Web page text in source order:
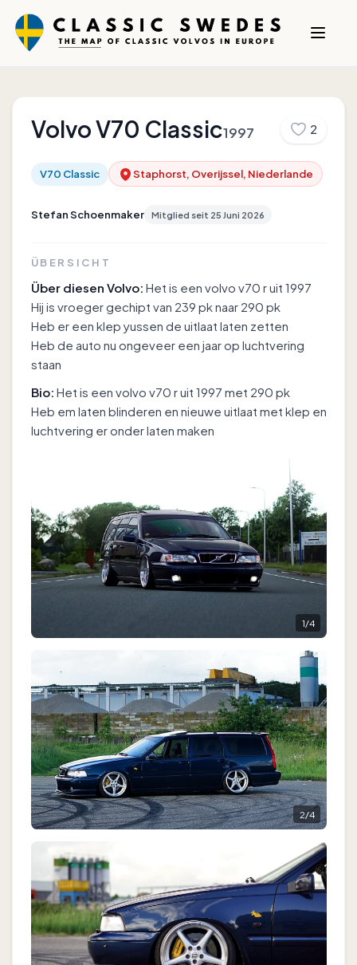
VolvoV70 Classic1997 2
V70 Classic Staphorst, Overijssel, Niederlande
Stefan Schoenmaker Mitglied seit 25 Juni 2026
ÜBERSICHT
Über diesen Volvo: Het is een volvo v70 r uit 1997
Hij is vroeger gechipt van 239 pk naar 290 pk
Heb er een klep yussen de uitlaat laten zetten
Heb de auto nu ongeveer een jaar op luchtvering
staan
Bio: Het is een volvo v70 r uit 1997 met 290 pk
Heb em laten blinderen en nieuwe uitlaat met klep en
luchtvering er onder laten maken
1/4
2/4